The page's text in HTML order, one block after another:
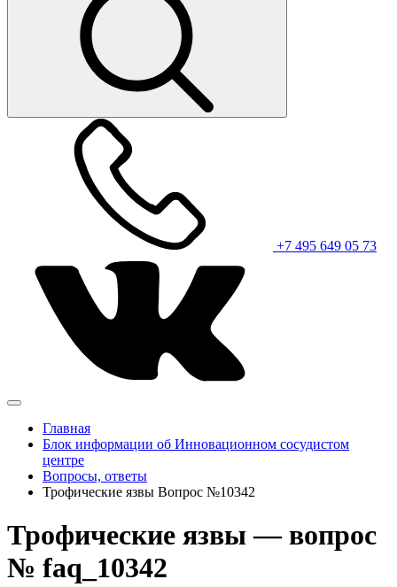
+7 495 649 05 73
Главная
Блок информации об Инновационном сосудистом
центре
Вопросы, ответы
Трофические язвы Вопрос №10342
Трофические язвы — вопрос
№ faq_10342